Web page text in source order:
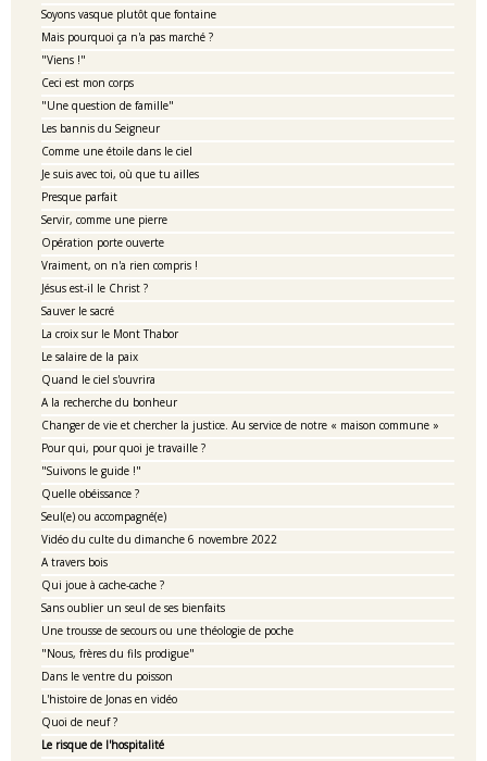
Soyons vasque plutôt que fontaine
Mais pourquoi ça n'a pas marché ?
"Viens !"
Ceci est mon corps
"Une question de famille"
Les bannis du Seigneur
Comme une étoile dans le ciel
Je suis avec toi, où que tu ailles
Presque parfait
Servir, comme une pierre
Opération porte ouverte
Vraiment, on n'a rien compris !
Jésus est-il le Christ ?
Sauver le sacré
La croix sur le Mont Thabor
Le salaire de la paix
Quand le ciel s'ouvrira
A la recherche du bonheur
Changer de vie et chercher la justice. Au service de notre « maison commune »
Pour qui, pour quoi je travaille ?
"Suivons le guide !"
Quelle obéissance ?
Seul(e) ou accompagné(e)
Vidéo du culte du dimanche 6 novembre 2022
A travers bois
Qui joue à cache-cache ?
Sans oublier un seul de ses bienfaits
Une trousse de secours ou une théologie de poche
"Nous, frères du fils prodigue"
Dans le ventre du poisson
L'histoire de Jonas en vidéo
Quoi de neuf ?
Le risque de l'hospitalité